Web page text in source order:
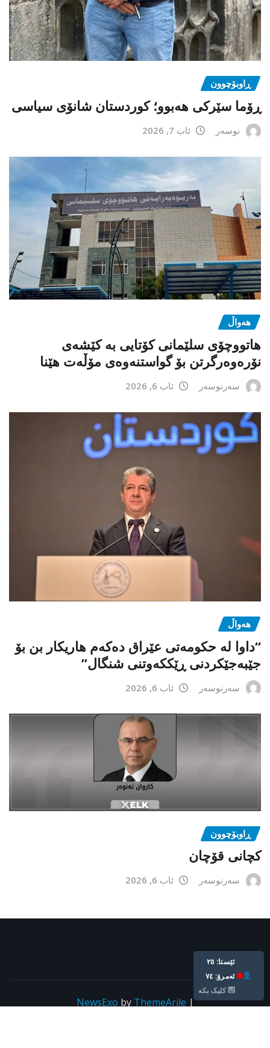
ڕاوبۆچوون
ڕۆما سێرکی هەبوو؛ کوردستان شانۆی سیاسی
نوسەر ئاب 7, 2026
هەواڵ
هاتووچۆی سلێمانی کۆتایی بە کێشەی
نۆرەوەرگرتن بۆ گواستنەوەی مۆڵەت هێنا
سەرنوسەر ئاب 6, 2026
هەواڵ
“داوا لە حكومەتی عێراق دەكەم هاریكار بن بۆ
جێبەجێكردنی ڕێككەوتنی شنگال”
سەرنوسەر ئاب 6, 2026
ڕاوبۆچوون
کچانی قۆچان
سەرنوسەر ئاب 6, 2026
|
NewsExo by ThemeArile
Live: 25
Today: 74
Click Here